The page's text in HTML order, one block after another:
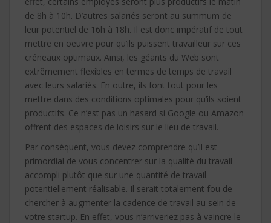
de 8h à 10h. D’autres salariés seront au summum de
leur potentiel de 16h à 18h. Il est donc impératif de tout
mettre en oeuvre pour qu’ils puissent travailleur sur ces
créneaux optimaux. Ainsi, les géants du Web sont
extrêmement flexibles en termes de temps de travail
avec leurs salariés. En outre, ils font tout pour les
mettre dans des conditions optimales pour qu’ils soient
productifs. Ce n’est pas un hasard si Google ou Amazon
offrent des espaces de loisirs sur le lieu de travail.
Par conséquent, vous devez comprendre qu’il est
primordial de vous concentrer sur la qualité du travail
accompli plutôt que sur une quantité de travail
potentiellement réalisable. Il serait totalement fou de
chercher à augmenter la cadence de travail au sein de
votre startup. En effet, vous n’arriveriez pas à vaincre le